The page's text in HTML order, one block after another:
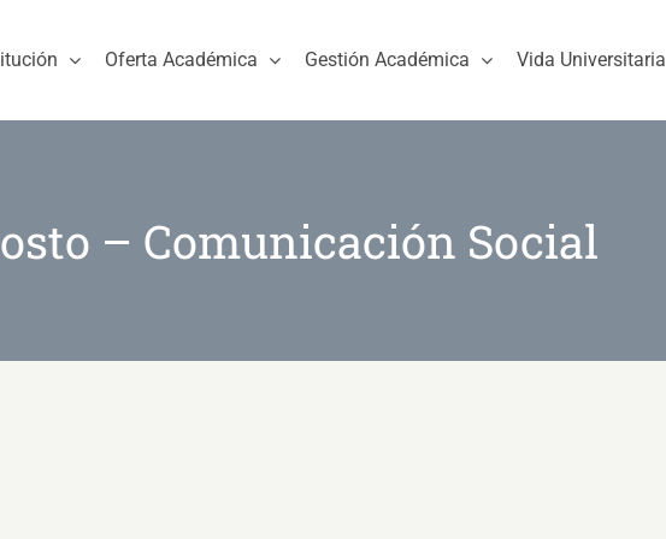
Oferta Académica Gestión Académica Vida Universitaria
– Comunicación Social